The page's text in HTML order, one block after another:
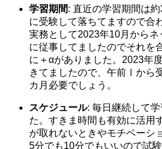
学習期間: 直近の学習期間は
に受験して落ちてますので合
実務として2023年10月から
に従事してましたのでそれを
に＋αがありました。2023年
きてましたので、午前Ⅰから
カ月必要でしょう。
スケジュール: 毎日継続して
た。すきま時間も有効に活用
が取れないときやモチベーシ
5分でも10分でもいいので試